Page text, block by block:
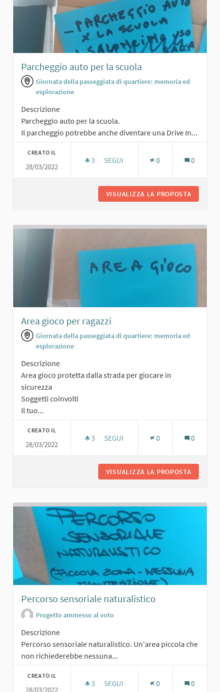
Parcheggio auto per la scuola
Giornata della passeggiata di quartiere: memoria ed
esplorazione
Descrizione
Parcheggio auto per la scuola.
Il parcheggio potrebbe anche diventare una Drive In...
CREATO IL
28/03/2022
3 3 SOSTENITORI
SEGUI 0 0
VISUALIZZA LA PROPOSTA
Area gioco per ragazzi
Giornata della passeggiata di quartiere: memoria ed
esplorazione
Descrizione
Area gioco protetta dalla strada per giocare in
sicurezza
Soggetti coinvolti
Il tuo...
CREATO IL
28/03/2022
3 3 SOSTENITORI
SEGUI 0 0
VISUALIZZA LA PROPOSTA
Percorso sensoriale naturalistico
Progetto ammesso al voto
Descrizione
Percorso sensoriale naturalistico. Un'area piccola che
non richiederebbe nessuna...
CREATO IL
28/03/2022
3 3 SOSTENITORI
SEGUI 0 0